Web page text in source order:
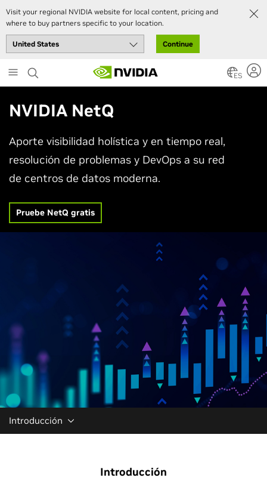
Visit your regional NVIDIA website for local content, pricing and
where to buy partners specific to your location.
Continue
to
main
ES
NVIDIA NetQ
Aporte visibilidad holística y en tiempo real,
resolución de problemas y DevOps a su red
de centros de datos moderna.
Pruebe NetQ gratis
Introducción
Introducción